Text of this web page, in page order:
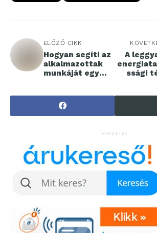
ELŐZŐ CIKK
Hogyan segíti az
alkalmazottak
munkáját egy
A
ssági
HIRDETÉS